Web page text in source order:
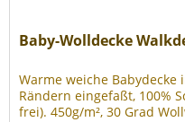
Baby-Wolldecke
Warme weiche Babydecke
Rändern eingefaßt, 100%
frei). 450g/m², 30 Grad